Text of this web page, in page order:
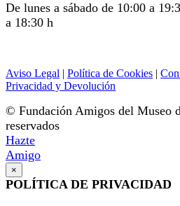
De lunes a sábado de 10:00 a
a 18:30 h
Aviso Legal | Política de Cookies |
Privacidad y Devolución
© Fundación Amigos del Museo
reservados
Hazte
Amigo
×
POLÍTICA DE PRIVACIDAD